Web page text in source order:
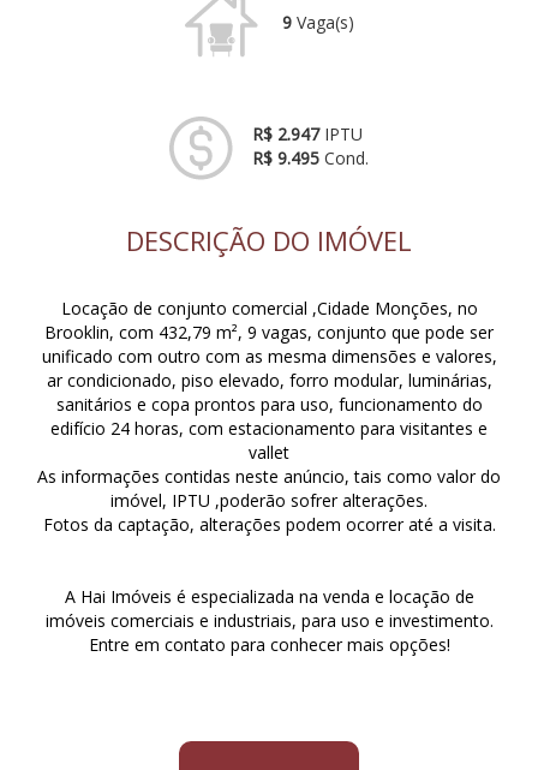
9 Vaga(s)
R$ 2.947 IPTU
R$ 9.495 Cond.
DESCRIÇÃO DO IMÓVEL
Locação de conjunto comercial ,Cidade Monções, no
Brooklin, com 432,79 m², 9 vagas, conjunto que pode ser
unificado com outro com as mesma dimensões e valores,
ar condicionado, piso elevado, forro modular, luminárias,
sanitários e copa prontos para uso, funcionamento do
edifício 24 horas, com estacionamento para visitantes e
vallet
As informações contidas neste anúncio, tais como valor do
imóvel, IPTU ,poderão sofrer alterações.
Fotos da captação, alterações podem ocorrer até a visita.
A Hai Imóveis é especializada na venda e locação de
imóveis comerciais e industriais, para uso e investimento.
Entre em contato para conhecer mais opções!